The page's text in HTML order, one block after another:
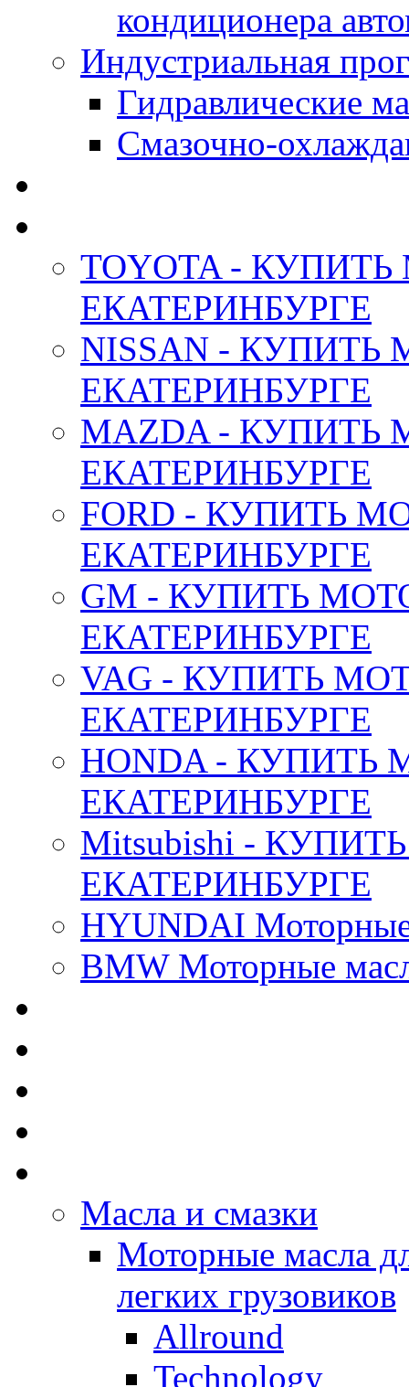
кондиционера
Индустриальная
Гидравлические
Смазочно-
TOYOTA -
ЕКАТЕРИНБУРГЕ
NISSAN -
ЕКАТЕРИНБУРГЕ
MAZDA -
ЕКАТЕРИНБУРГЕ
FORD - КУПИТЬ
ЕКАТЕРИНБУРГЕ
GM - КУПИТЬ
ЕКАТЕРИНБУРГЕ
VAG - КУПИТЬ
ЕКАТЕРИНБУРГЕ
HONDA -
ЕКАТЕРИНБУРГЕ
Mitsubishi -
ЕКАТЕРИНБУРГЕ
HYUNDAI
BMW Моторные
Масла и смазки
Моторные масла
легких грузовиков
Allround
Technology